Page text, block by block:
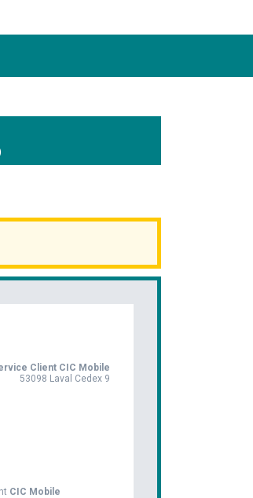
Client CIC Mobile
53098 Laval Cedex 9
CIC Mobile